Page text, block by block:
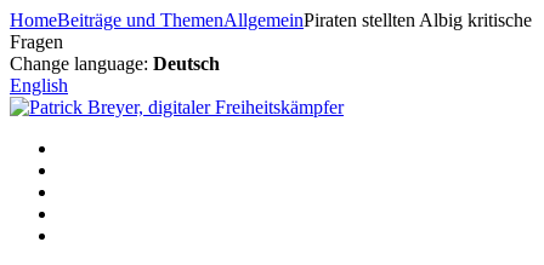
Zum
Inhalt
springen
HomeBeiträge und ThemenAllgemeinPiraten stellten Albig kritische
Fragen
Change language: Deutsch
English